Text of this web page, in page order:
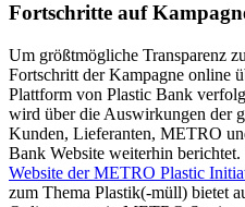
Fortschritte auf
Um größtmögliche Transparenz
Fortschritt der Kampagne
Plattform von Plastic Bank
wird über die Auswirkungen der
Kunden, Lieferanten, METRO
Bank Website weiterhin
Website der METRO Plastic
zum Thema Plastik(-müll) bietet